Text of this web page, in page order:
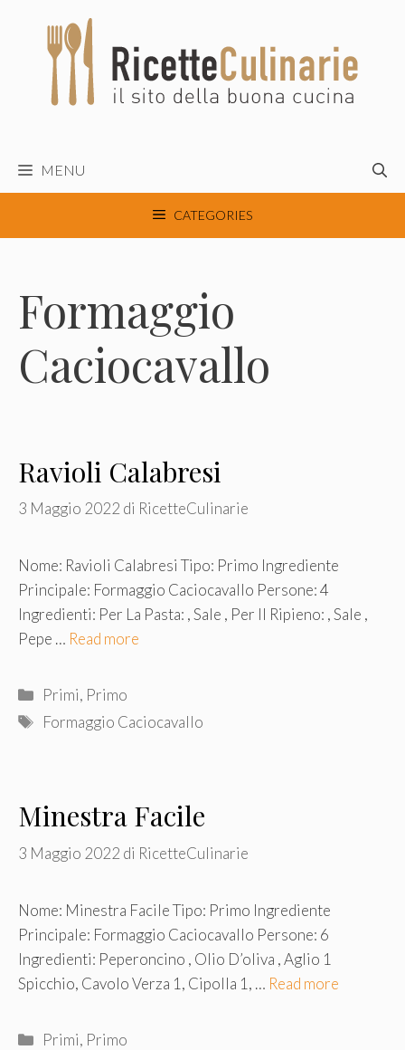
contenuto
MENU
CATEGORIES
Formaggio
Caciocavallo
Ravioli Calabresi
3 Maggio 2022 di RicetteCulinarie
Nome: Ravioli Calabresi Tipo: Primo Ingrediente
Principale: Formaggio Caciocavallo Persone: 4
Ingredienti: Per La Pasta: , Sale , Per Il Ripieno: , Sale ,
Pepe … Read more
Categorie
Primi, Primo
Tag
Formaggio Caciocavallo
Minestra Facile
3 Maggio 2022 di RicetteCulinarie
Nome: Minestra Facile Tipo: Primo Ingrediente
Principale: Formaggio Caciocavallo Persone: 6
Ingredienti: Peperoncino , Olio D’oliva , Aglio 1
Spicchio, Cavolo Verza 1, Cipolla 1, … Read more
Categorie
Primi, Primo